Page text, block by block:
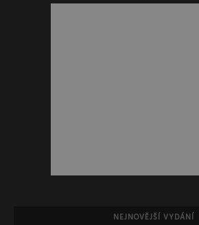
NEJNOVĚJŠÍ VYDÁNÍ